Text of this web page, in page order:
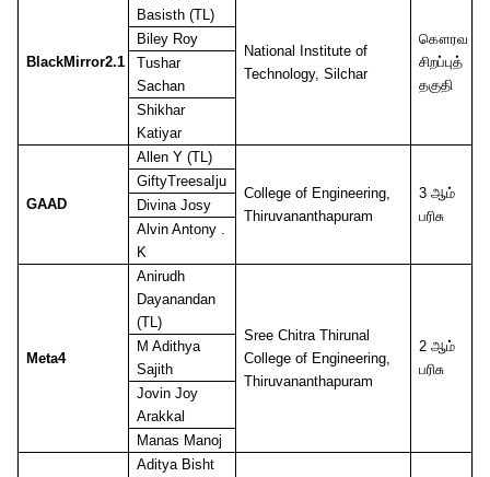
BlackMirror2.1
Basisth (TL)
National Institute of
Technology, Silchar
கௌரவ
சிறப்புத்
தகுதி
Biley Roy
Tushar
Sachan
Shikhar
Katiyar
GAAD
Allen Y (TL)
College of Engineering,
Thiruvananthapuram
3 ஆம்
பரிசு
GiftyTreesaIju
Divina Josy
Alvin Antony .
K
Meta4
Anirudh
Dayanandan
(TL)
Sree Chitra Thirunal
College of Engineering,
Thiruvananthapuram
2 ஆம்
பரிசு
M Adithya
Sajith
Jovin Joy
Arakkal
Manas Manoj
Aditya Bisht